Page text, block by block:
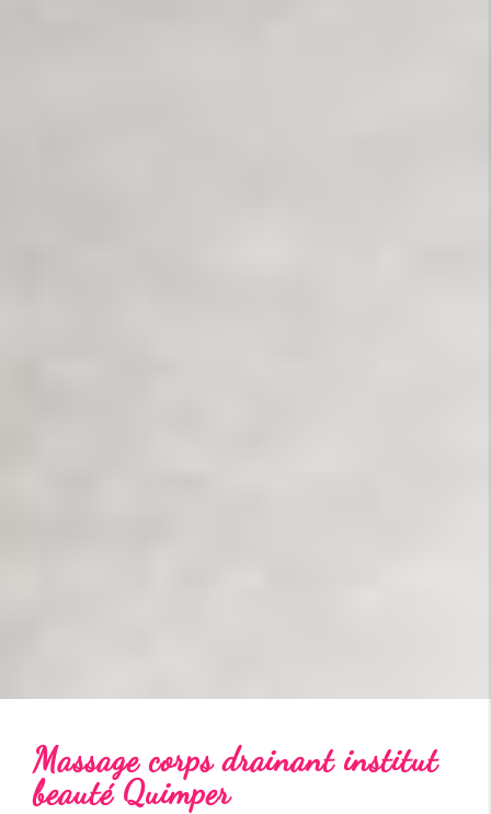
Massage corps drainant institut
beauté Quimper